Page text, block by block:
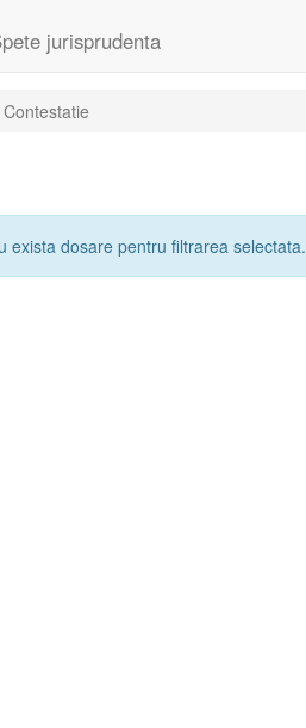
jurisprudenta
exista dosare pentru filtrarea selectata.